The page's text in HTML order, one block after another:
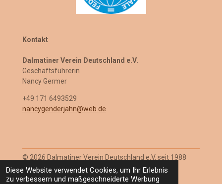
Diese Website verwendet Cookies, um Ihr Erlebnis
zu verbessern und maßgeschneiderte Werbung
Kontakt
Dalmatiner Verein Deutschland e.V.
Geschäftsführerin
Nancy Germer
+49 171 6493529
nancygenderjahn@web.de
© 2026 Dalmatiner Verein Deutschland e.V. seit 1988
Mit Unterstützung vonWebador